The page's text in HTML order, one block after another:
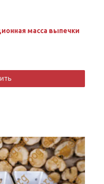
масса выпечки